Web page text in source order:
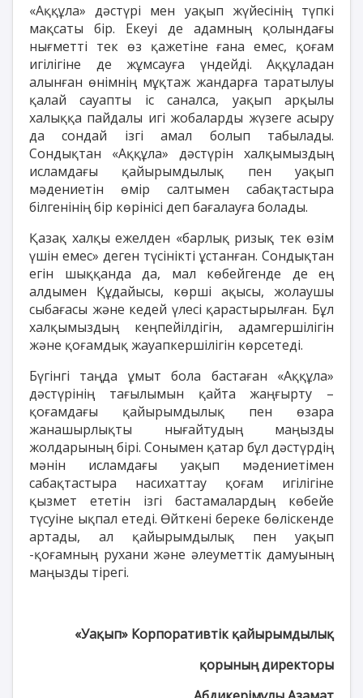
«Аққұла» дәстүрі мен уақып жүйесінің түпкі
мақсаты бір. Екеуі де адамның қолындағы
нығметті тек өз қажетіне ғана емес, қоғам
игілігіне де жұмсауға үндейді. Аққұладан
алынған өнімнің мұқтаж жандарға таратылуы
қалай сауапты іс саналса, уақып арқылы
халыққа пайдалы игі жобаларды жүзеге асыру
да сондай ізгі амал болып табылады.
Сондықтан «Аққұла» дәстүрін халқымыздың
исламдағы қайырымдылық пен уақып
мәдениетін өмір салтымен сабақтастыра
білгенінің бір көрінісі деп бағалауға болады.
Қазақ халқы ежелден «барлық ризық тек өзім
үшін емес» деген түсінікті ұстанған. Сондықтан
егін шыққанда да, мал көбейгенде де ең
алдымен Құдайысы, көрші ақысы, жолаушы
сыбағасы және кедей үлесі қарастырылған. Бұл
халқымыздың кеңпейілдігін, адамгершілігін
және қоғамдық жауапкершілігін көрсетеді.
Бүгінгі таңда ұмыт бола бастаған «Аққұла»
дәстүрінің тағылымын қайта жаңғырту –
қоғамдағы қайырымдылық пен өзара
жанашырлықты нығайтудың маңызды
жолдарының бірі. Сонымен қатар бұл дәстүрдің
мәнін исламдағы уақып мәдениетімен
сабақтастыра насихаттау қоғам игілігіне
қызмет ететін ізгі бастамалардың көбейе
түсуіне ықпал етеді. Өйткені береке бөліскенде
артады, ал қайырымдылық пен уақып
-қоғамның рухани және әлеуметтік дамуының
маңызды тірегі.
«Уақып» Корпоративтік қайырымдылық
қорының директоры